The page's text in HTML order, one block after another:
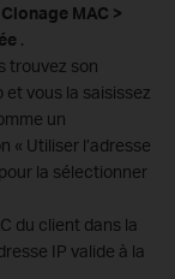
MAC >
.
trouvez son
et vous la saisissez
un
« Utiliser l’adresse
la sélectionner
du client dans la
IP valide à la